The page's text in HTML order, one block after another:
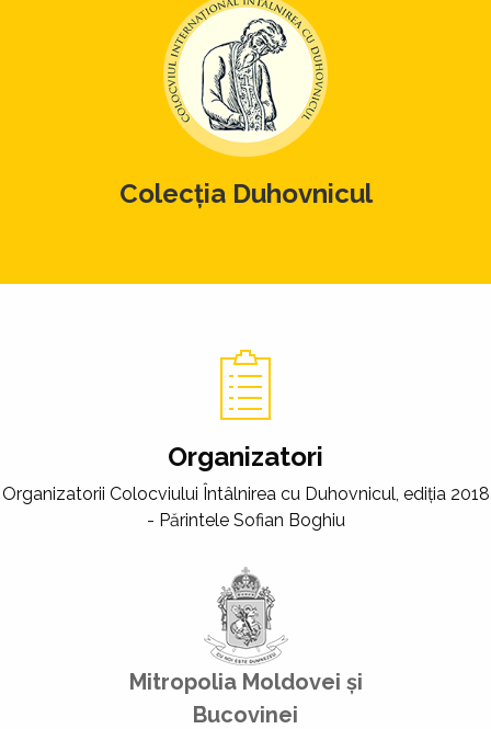
Colecția Duhovnicul
Organizatori
Organizatorii Colocviului Întâlnirea cu Duhovnicul, ediția 2018
- Părintele Sofian Boghiu
Mitropolia Moldovei și
Bucovinei